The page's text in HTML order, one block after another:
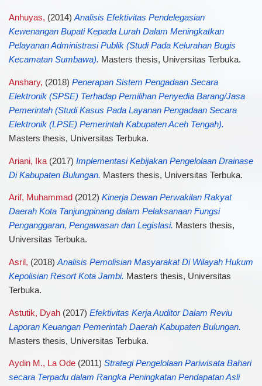
Anhuyas, (2014)Analisis Efektivitas Pendelegasian
Kewenangan Bupati Kepada Lurah Dalam Meningkatkan
Pelayanan Administrasi Publik (Studi Pada Kelurahan Bugis
Kecamatan Sumbawa). Masters thesis, Universitas Terbuka.
Anshary, (2018) Penerapan Sistem Pengadaan Secara
Elektronik (SPSE) Terhadap Pemilihan Penyedia Barang/Jasa
Pemerintah (Studi Kasus Pada Layanan Pengadaan Secara
Elektronik (LPSE) Pemerintah Kabupaten Aceh Tengah).
Masters thesis, Universitas Terbuka.
Ariani, Ika(2017) Implementasi Kebijakan Pengelolaan Drainase
Di Kabupaten Bulungan. Masters thesis, Universitas Terbuka.
Arif, Muhammad (2012) Kinerja Dewan Perwakilan Rakyat
Daerah Kota Tanjungpinang dalam Pelaksanaan Fungsi
Penganggaran, Pengawasan dan Legislasi. Masters thesis,
Universitas Terbuka.
Asril, (2018) Analisis Pemolisian Masyarakat Di Wilayah Hukum
Kepolisian Resort Kota Jambi. Masters thesis, Universitas
Terbuka.
Astutik, Dyah(2017) Efektivitas Kerja Auditor Dalam Reviu
Laporan Keuangan Pemerintah Daerah Kabupaten Bulungan.
Masters thesis, Universitas Terbuka.
Aydin M., La Ode(2011) Strategi Pengelolaan Pariwisata Bahari
secara Terpadu dalam Rangka Peningkatan Pendapatan Asli